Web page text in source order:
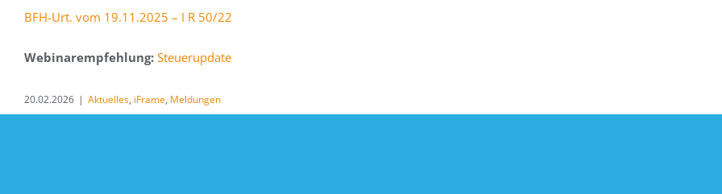
BFH-Urt. vom 19.11.2025 – I R 50/22
Webinarempfehlung: Steuerupdate
20.02.2026 | Aktuelles, iFrame, Meldungen